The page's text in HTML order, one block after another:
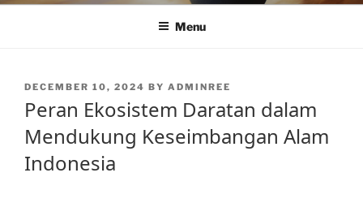
Menu
POSTED
DECEMBER 10, 2024 BY ADMINREE
Peran Ekosistem Daratan dalam
Mendukung Keseimbangan Alam
Indonesia